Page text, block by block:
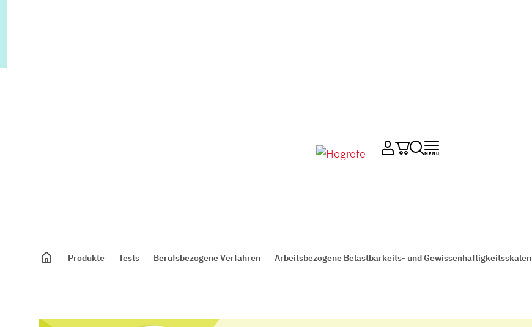
Produkte Tests Berufsbezogene Verfahren Arbeitsbezogene Belastbarkeits- und Gewissenhaftigkeitsskalen